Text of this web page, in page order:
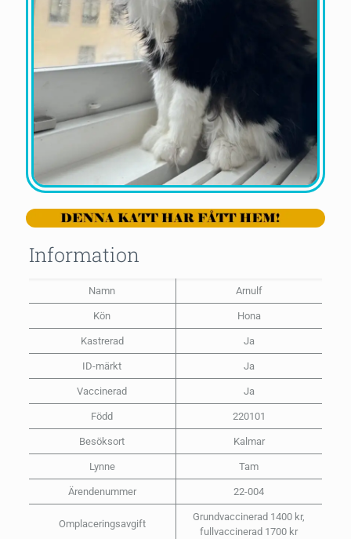
Information
Namn Arnulf
Kön Hona
Kastrerad Ja
ID-märkt Ja
Vaccinerad Ja
Född 220101
Besöksort Kalmar
Lynne Tam
Ärendenummer 22-004
Omplaceringsavgift
Grundvaccinerad 1400 kr,
fullvaccinerad 1700 kr